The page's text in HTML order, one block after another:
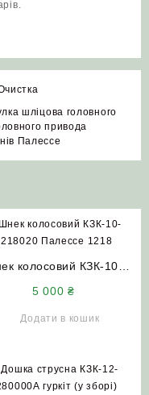
шліцова головного
привода
Палессе
колосовий КЗК-10-
5 000₴
Додати в кошик